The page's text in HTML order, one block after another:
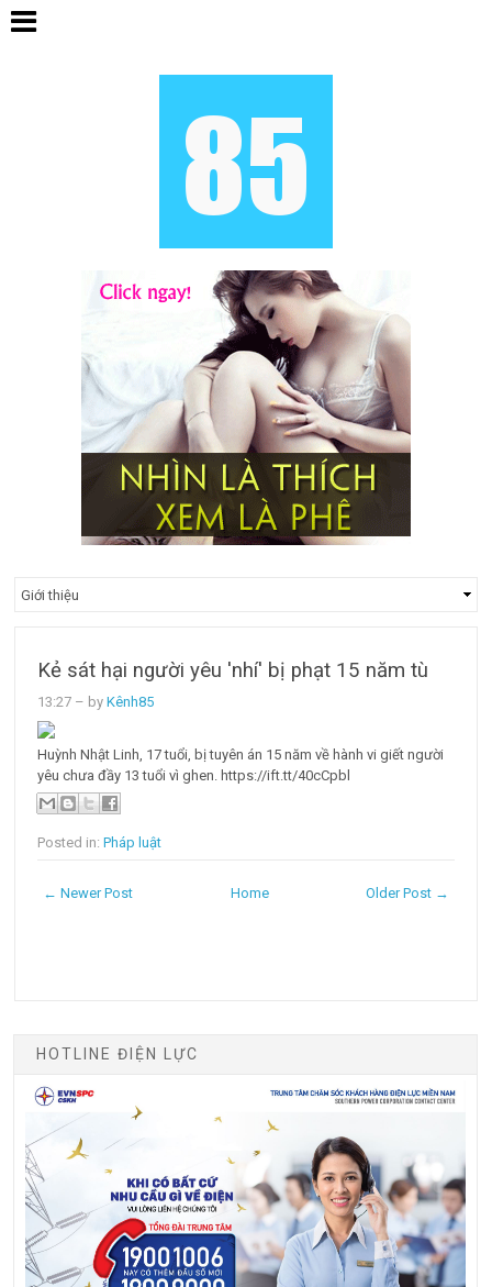
Kẻ sát hại người yêu 'nhí' bị phạt 15 năm tù
13:27 – byKênh85
Huỳnh Nhật Linh, 17 tuổi, bị tuyên án 15 năm về hành vi giết người
yêu chưa đầy 13 tuổi vì ghen. https://ift.tt/40cCpbl
Posted in:Pháp luật
← Newer Post Older Post →
Home
HOTLINE ĐIỆN LỰC